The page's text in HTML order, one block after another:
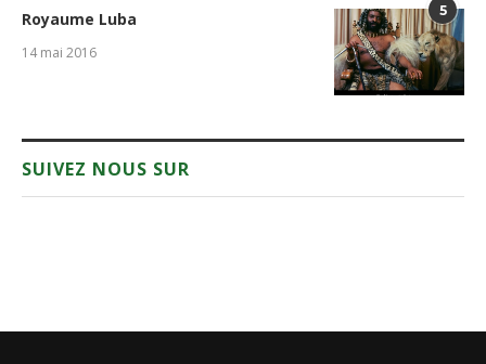
5
Royaume Luba
14 mai 2016
SUIVEZ NOUS SUR